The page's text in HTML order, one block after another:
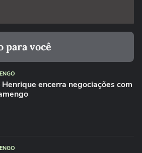
para você
Henrique encerra negociações com